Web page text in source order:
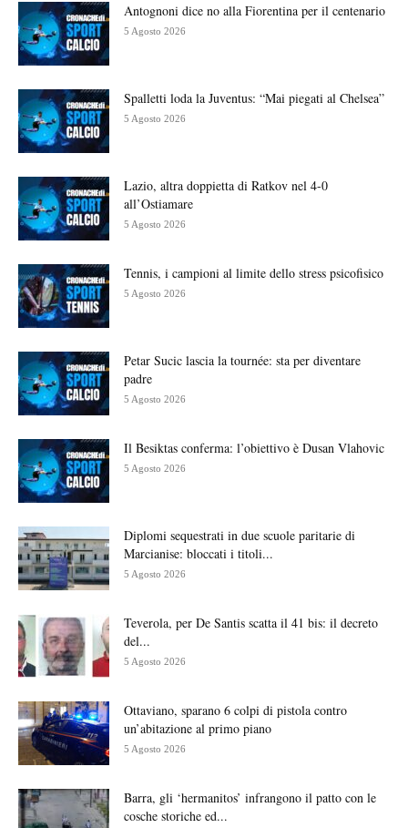
Antognoni dice no alla Fiorentina per il centenario
5 Agosto 2026
Spalletti loda la Juventus: “Mai piegati al Chelsea”
5 Agosto 2026
Lazio, altra doppietta di Ratkov nel 4-0
all’Ostiamare
5 Agosto 2026
Tennis, i campioni al limite dello stress psicofisico
5 Agosto 2026
Petar Sucic lascia la tournée: sta per diventare
padre
5 Agosto 2026
Il Besiktas conferma: l’obiettivo è Dusan Vlahovic
5 Agosto 2026
Diplomi sequestrati in due scuole paritarie di
Marcianise: bloccati i titoli...
5 Agosto 2026
Teverola, per De Santis scatta il 41 bis: il decreto
del...
5 Agosto 2026
Ottaviano, sparano 6 colpi di pistola contro
un’abitazione al primo piano
5 Agosto 2026
Barra, gli ‘hermanitos’ infrangono il patto con le
cosche storiche ed...